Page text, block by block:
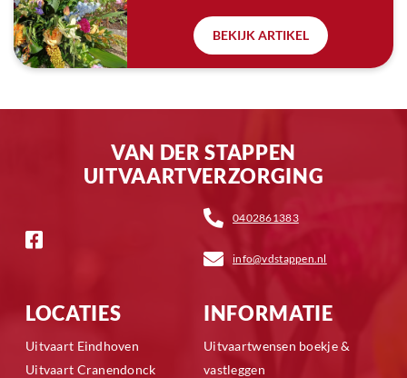
BEKIJK ARTIKEL
VAN DER STAPPEN
UITVAARTVERZORGING
0402861383
info@vdstappen.nl
LOCATIES
Uitvaart Eindhoven
Uitvaart Cranendonck
INFORMATIE
Uitvaartwensen boekje &
vastleggen